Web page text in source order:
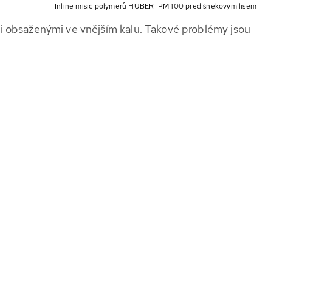
Inline mísič polymerů HUBER IPM 100 před šnekovým lisem
ve vnějším kalu. Takové problémy jsou